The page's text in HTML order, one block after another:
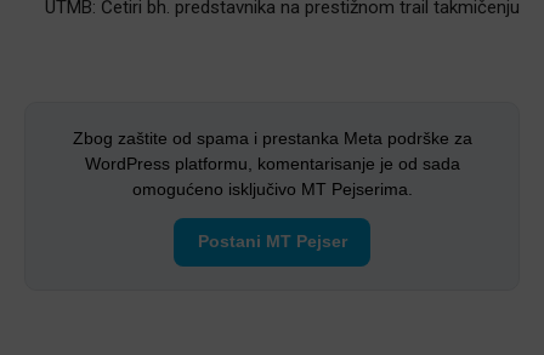
UTMB: Četiri bh. predstavnika na prestižnom trail takmičenju
Zbog zaštite od spama i prestanka Meta podrške za
WordPress platformu, komentarisanje je od sada
omogućeno isključivo MT Pejserima.
Postani MT Pejser